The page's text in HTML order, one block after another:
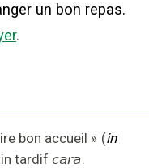
un bon repas.
.
bon accueil » (in
tardif cara.